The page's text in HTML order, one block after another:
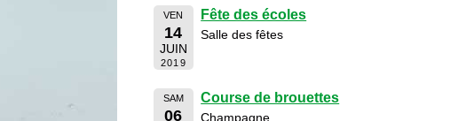
VEN
14
JUIN
2019
Fête des écoles
Salle des fêtes
SAM
06
Course de brouettes
Champagne